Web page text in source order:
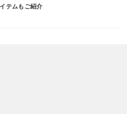
テムもご紹介